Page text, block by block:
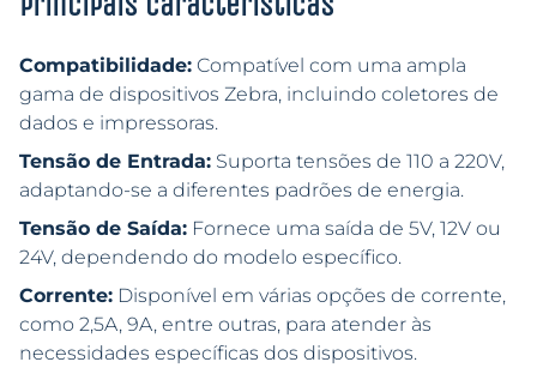
Compatibilidade: Compatível com uma ampla
gama de dispositivos Zebra, incluindo coletores de
dados e impressoras.
Tensão de Entrada: Suporta tensões de 110 a 220V,
adaptando-se a diferentes padrões de energia.
Tensão de Saída: Fornece uma saída de 5V, 12V ou
24V, dependendo do modelo específico.
Corrente: Disponível em várias opções de corrente,
como 2,5A, 9A, entre outras, para atender às
necessidades específicas dos dispositivos.